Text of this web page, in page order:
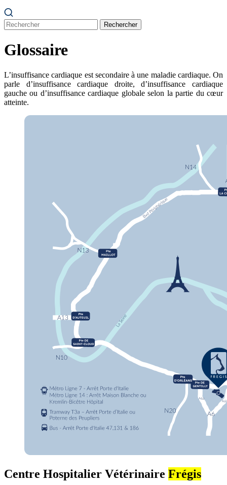
Rechercher
Glossaire
L’insuffisance cardiaque est secondaire à une maladie cardiaque. On
parle d’insuffisance cardiaque droite, d’insuffisance cardiaque
gauche ou d’insuffisance cardiaque globale selon la partie du cœur
atteinte.
Centre Hospitalier Vétérinaire Frégis